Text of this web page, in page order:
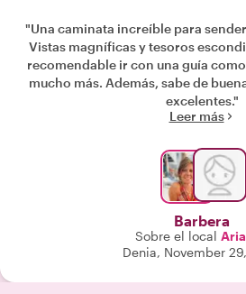
"Una caminata increíble para
Vistas magníficas y tesoros
recomendable ir con una guía
mucho más. Además, sabe de
excelentes."
Leer más
Barbera
Sobre el local
Denia, November